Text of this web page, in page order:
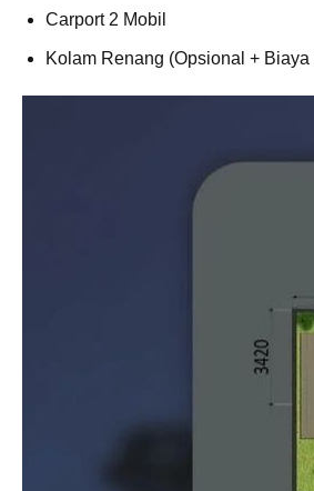
Carport 2 Mobil
Kolam Renang (Opsional + Biaya